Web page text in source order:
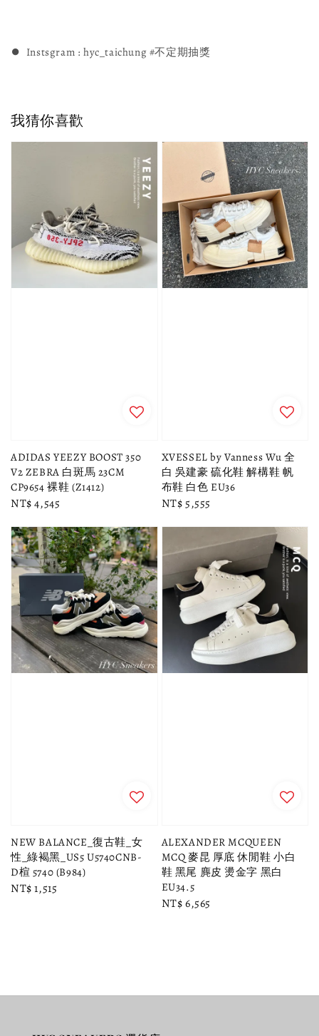
⏺︎ Instsgram : hyc_taichung #不定期抽獎
我猜你喜歡
ADIDAS YEEZY BOOST 350
V2 ZEBRA 白斑馬 23CM
CP9654 裸鞋 (Z1412)
Regular
NT$ 4,545
XVESSEL by Vanness Wu 全
白 吳建豪 硫化鞋 解構鞋 帆
布鞋 白色 EU36
Regular
NT$ 5,555
NEW BALANCE_復古鞋_女
性_綠褐黑_US5 U5740CNB-
D楦 5740 (B984)
Regular
NT$ 1,515
ALEXANDER MCQUEEN
MCQ 麥昆 厚底 休閒鞋 小白
鞋 黑尾 麂皮 燙金字 黑白
EU34.5
Regular
NT$ 6,565